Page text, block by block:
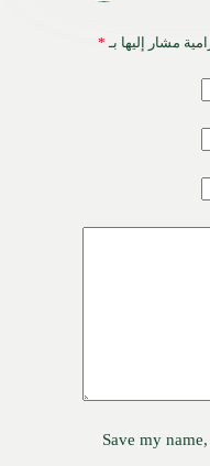
مشار إليها بـ *
Save my